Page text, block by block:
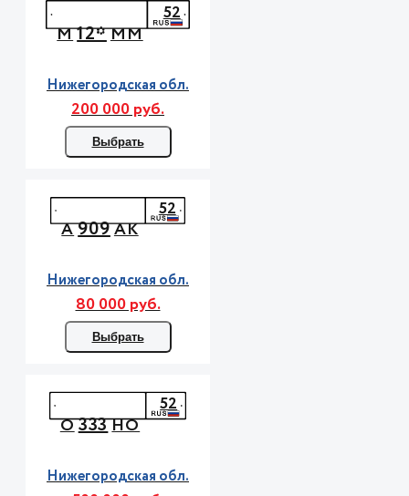
М12*ММ
52
Нижегородская обл.
200 000 руб.
Выбрать
А909АК
52
Нижегородская обл.
80 000 руб.
Выбрать
О333НО
52
Нижегородская обл.